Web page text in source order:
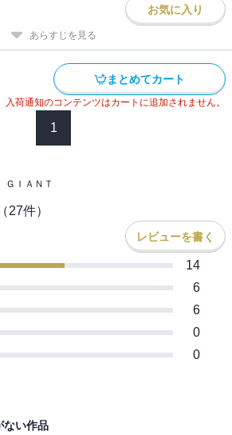
お気に入り
あらすじを見る
まとめてカート
荷通知のコンテンツはカートに追加されません。
1
ＩＡＮＴ
（27件）
レビューを書く
14
6
6
0
0
ない作品